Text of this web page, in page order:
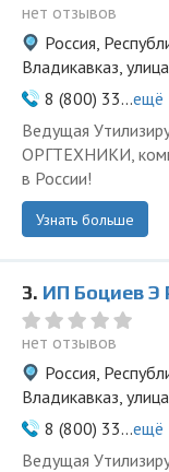
нет отзывов
Россия,
Владикавказ,
8 (800) 33...ещё
Ведущая
ОРГТЕХНИКИ,
в России!
Узнать больше
3. ИП Боциев Э Р -
нет отзывов
Россия,
Владикавказ,
8 (800) 33...ещё
Ведущая